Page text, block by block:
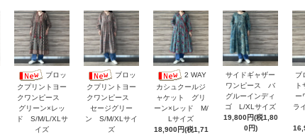
ブロッ
クプリントヨー
クワンピース
グリーン×レッ
ド S/M/L/XLサ
イズ
ブロッ
クプリントヨー
クワンピース
セージグリー
ン S/M/XLサイ
ズ
2 WAY
カシュクールジ
ャケット グリ
ーン×レッド M/
Lサイズ
18,900円(税1,71
サイドギャザー
ワンピース バ
グルーインディ
ゴ L/XLサイズ
19,800円(税1,80
0円)
ブ
ー
ラ